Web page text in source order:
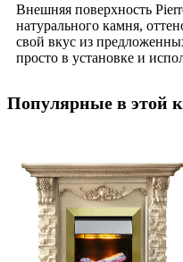
Внешняя поверхность
натурального камня,
свой вкус из
просто в установке и
Популярные в этой